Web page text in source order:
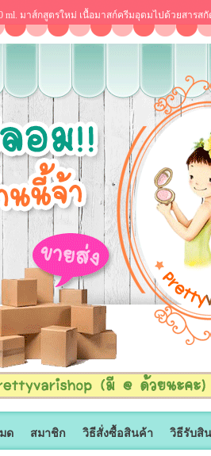
100 ml. มาส์กสูตรใหม่ เนื้อมาสก์ครีมอุดมไป
ด สมาชิก วิธีสั่งซื้อสินค้า วิธีรับสิ